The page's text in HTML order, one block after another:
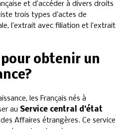
et d’accéder à divers droits
trois types d’actes de
l’extrait avec filiation et l’extrait
pour obtenir un
les Français nés à
au Service central d’état
Affaires étrangères. Ce service